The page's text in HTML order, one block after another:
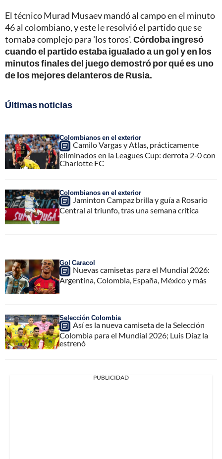
El técnico Murad Musaev mandó al campo en el minuto
46 al colombiano, y este le resolvió el partido que se
tornaba complejo para 'los toros'.Córdoba ingresó
cuando el partido estaba igualado a un gol y en los
minutos finales del juego demostró por qué es uno
de los mejores delanteros de Rusia.
Últimas noticias
Colombianos en el exterior
Camilo Vargas y Atlas, prácticamente
eliminados en la Leagues Cup: derrota 2-0 con
Charlotte FC
Colombianos en el exterior
Jaminton Campaz brilla y guía a Rosario
Central al triunfo, tras una semana crítica
Gol Caracol
Nuevas camisetas para el Mundial 2026:
Argentina, Colombia, España, México y más
Selección Colombia
Así es la nueva camiseta de la Selección
Colombia para el Mundial 2026; Luis Díaz la
estrenó
PUBLICIDAD